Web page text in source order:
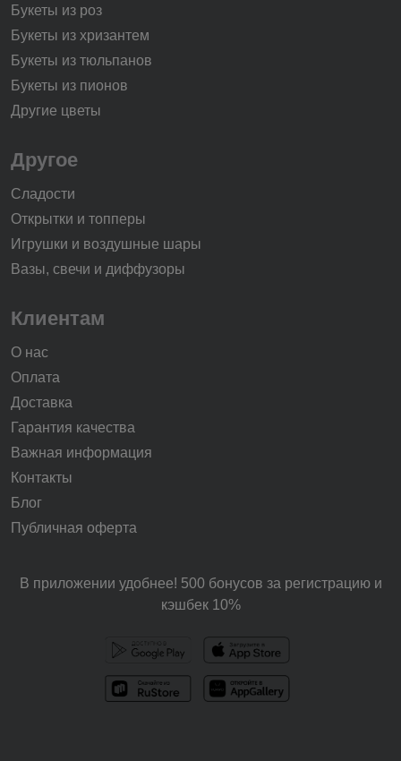
Букеты из роз
Букеты из хризантем
Букеты из тюльпанов
Букеты из пионов
Другие цветы
Другое
Сладости
Открытки и топперы
Игрушки и воздушные шары
Вазы, свечи и диффузоры
Клиентам
О нас
Оплата
Доставка
Гарантия качества
Важная информация
Контакты
Блог
Публичная оферта
В приложении удобнее! 500 бонусов за регистрацию и
кэшбек 10%